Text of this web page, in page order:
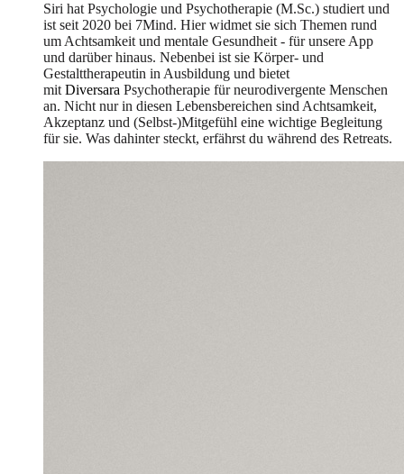
Siri hat Psychologie und Psychotherapie (M.Sc.) studiert und
ist seit 2020 bei 7Mind. Hier widmet sie sich Themen rund
um Achtsamkeit und mentale Gesundheit - für unsere App
und darüber hinaus. Nebenbei ist sie Körper- und
Gestalttherapeutin in Ausbildung und bietet
mit Diversara Psychotherapie für neurodivergente Menschen
an. Nicht nur in diesen Lebensbereichen sind Achtsamkeit,
Akzeptanz und (Selbst-)Mitgefühl eine wichtige Begleitung
für sie. Was dahinter steckt, erfährst du während des Retreats.